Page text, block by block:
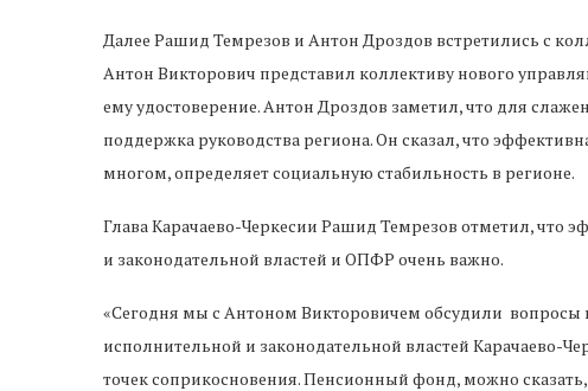
Далее Рашид Темрезов и Антон Дроздов встретились с
Антон Викторович представил коллективу нового
ему удостоверение. Антон Дроздов заметил, что для
поддержка руководства региона. Он сказал, что
многом, определяет социальную стабильность в регионе.
Глава Карачаево-Черкесии Рашид Темрезов отметил, что
и законодательной властей и ОПФР очень важно.
«Сегодня мы с Антоном Викторовичем обсудили
исполнительной и законодательной властей Карачаево-
точек соприкосновения. Пенсионный фонд, можно